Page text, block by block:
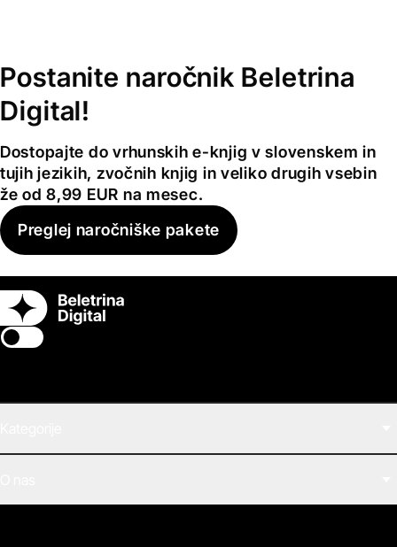
Postanite naročnik Beletrina
Digital!
Dostopajte do vrhunskih e-knjig v slovenskem in
tujih jezikih, zvočnih knjig in veliko drugih vsebin
že od 8,99 EUR na mesec.
Preglej naročniške pakete
Switch theme
Zvočne knjige